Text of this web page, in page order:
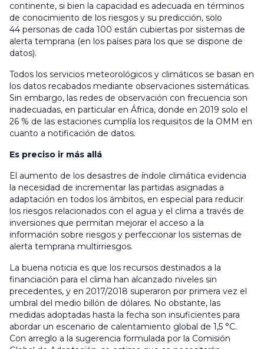
continente, si bien la capacidad es adecuada en términos
de conocimiento de los riesgos y su predicción, solo
44 personas de cada 100 están cubiertas por sistemas de
alerta temprana (en los países para los que se dispone de
datos).
Todos los servicios meteorológicos y climáticos se basan en
los datos recabados mediante observaciones sistemáticas.
Sin embargo, las redes de observación con frecuencia son
inadecuadas, en particular en África, donde en 2019 solo el
26 % de las estaciones cumplía los requisitos de la OMM en
cuanto a notificación de datos.
Es preciso ir más allá
El aumento de los desastres de índole climática evidencia
la necesidad de incrementar las partidas asignadas a
adaptación en todos los ámbitos, en especial para reducir
los riesgos relacionados con el agua y el clima a través de
inversiones que permitan mejorar el acceso a la
información sobre riesgos y perfeccionar los sistemas de
alerta temprana multirriesgos.
La buena noticia es que los recursos destinados a la
financiación para el clima han alcanzado niveles sin
precedentes, y en 2017/2018 superaron por primera vez el
umbral del medio billón de dólares. No obstante, las
medidas adoptadas hasta la fecha son insuficientes para
abordar un escenario de calentamiento global de 1,5 °C.
Con arreglo a la sugerencia formulada por la Comisión